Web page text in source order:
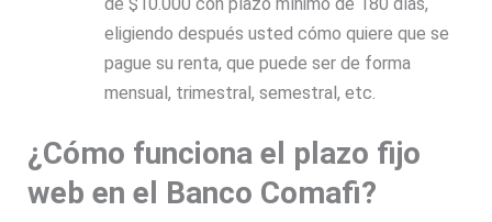
eligiendo después usted cómo quiere que se
pague su renta, que puede ser de forma
mensual, trimestral, semestral, etc.
¿Cómo funciona el plazo fijo
web en el Banco Comafi?